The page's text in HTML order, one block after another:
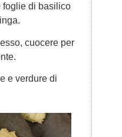
foglie di basilico
cuocere per
e verdure di